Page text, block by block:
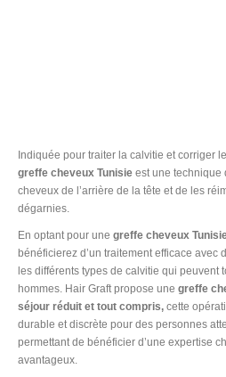
Indiquée pour traiter la calvitie et corriger
greffe cheveux Tunisie est une technique
cheveux de l’arrière de la tête et de les
dégarnies.
En optant pour une greffe cheveux
bénéficierez d’un traitement efficace avec
les différents types de calvitie qui peuvent
hommes. Hair Graft propose une greffe
séjour réduit et tout compris, cette
durable et discrète pour des personnes
permettant de bénéficier d’une expertise
avantageux.